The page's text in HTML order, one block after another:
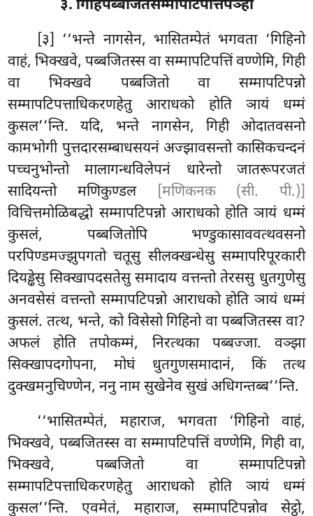
३. गिहिपब्बजितसम्मापटिपत्तिपञ्हो
[३] ‘‘भन्ते नागसेन, भासितम्पेतं भगवता ‘गिहिनो
वाहं, भिक्खवे, पब्बजितस्स वा सम्मापटिपत्तिंवण्णेमि, गिही
वा भिक्खवे पब्बजितो वा सम्मापटिपन्नो
सम्मापटिपत्ताधिकरणहेतु आराधको होति ञायं धम्मं
कुसल’’न्ति. यदि, भन्ते नागसेन, गिही ओदातवसनो
कामभोगी पुत्तदारसम्बाधसयनं अज्झावसन्तो कासिकचन्दनं
पच्चनुभोन्तो मालागन्धविलेपनं धारेन्तो जातरूपरजतं
सादियन्तो मणिकुण्डल
[मणिकनक (सी. पी.)]
विचित्तमोळिबद्धो सम्मापटिपन्नो आराधको होति ञायं धम्मं
कुसलं, पब्बजितोपि भण्डुकासाववत्थवसनो
परपिण्डमज्झुपगतो चतूसु सीलक्खन्धेसु सम्मापरिपूरकारी
दियड्ढेसु सिक्खापदसतेसु समादाय वत्तन्तो तेरससु धुतगुणेसु
अनवसेसं वत्तन्तो सम्मापटिपन्नो आराधको होति ञायं धम्मं
कुसलं. तत्थ, भन्ते, को विसेसो गिहिनो वा पब्बजितस्स वा?
अफलं होति तपोकम्मं, निरत्थका पब्बज्जा. वञ्झा
सिक्खापदगोपना, मोघं धुतगुणसमादानं, किं तत्थ
दुक्खमनुचिण्णेन, ननु नाम सुखेनेव सुखं अधिगन्तब्ब’’न्ति.
‘‘भासितम्पेतं, महाराज, भगवता ‘गिहिनो वाहं,
भिक्खवे, पब्बजितस्स वा सम्मापटिपत्तिं वण्णेमि, गिही वा,
भिक्खवे, पब्बजितो वा सम्मापटिपन्नो
सम्मापटिपत्ताधिकरणहेतु आराधको होति ञायं धम्मं
कुसल’’न्ति. एवमेतं, महाराज, सम्मापटिपन्नोव सेट्ठो,